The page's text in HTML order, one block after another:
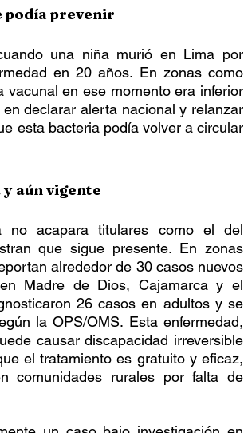
prevenir
una niña murió en Lima por
en 20 años. En zonas como
vacunal en ese momento era inferior
declarar alerta nacional y relanzar
esta bacteria podía volver a circular
aún vigente
no acapara titulares como el del
que sigue presente. En zonas
alrededor de 30 casos nuevos
Madre de Dios, Cajamarca y el
26 casos en adultos y se
la OPS/OMS. Esta enfermedad,
causar discapacidad irreversible
el tratamiento es gratuito y eficaz,
comunidades rurales por falta de